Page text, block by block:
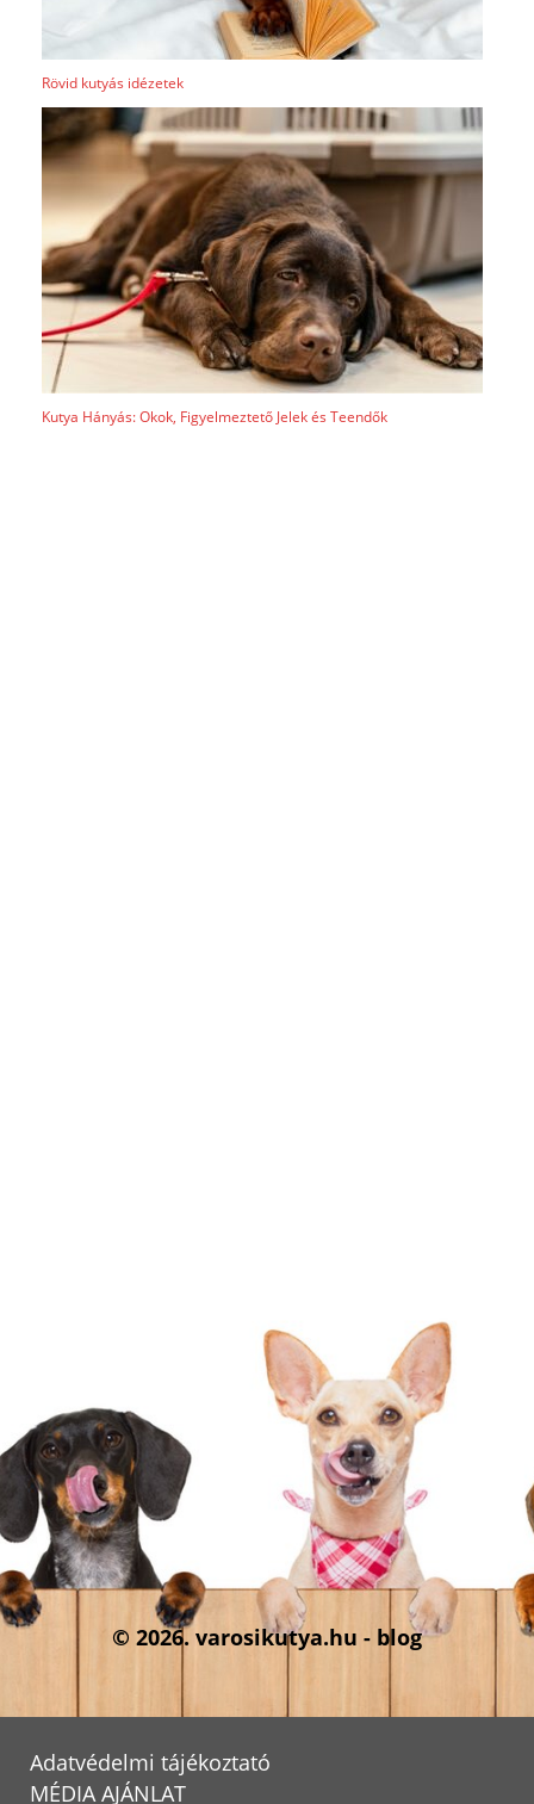
Rövid kutyás idézetek
Kutya Hányás: Okok, Figyelmeztető Jelek és Teendők
© 2026. varosikutya.hu - blog
Adatvédelmi tájékoztató
MÉDIA AJÁNLAT